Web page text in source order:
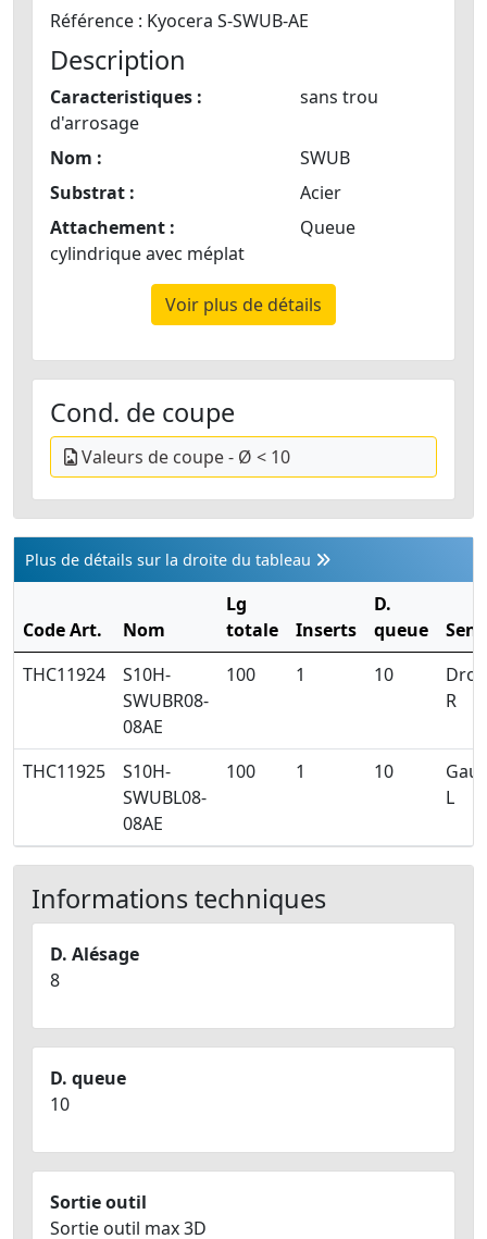
Référence : Kyocera S-SWUB-AE
Description
Caracteristiques :
sans trou
d'arrosage
Nom :
SWUB
Substrat :
Acier
Attachement :
Queue
cylindrique avec méplat
Voir plus de détails
Cond. de coupe
Valeurs de coupe - Ø < 10
Plus de détails sur la droite du tableau
Code Art. Nom
Lg
totale
Inserts
D.
queue
Sens
THC11924
S10H-
SWUBR08-
08AE
100 1 10
R
THC11925
S10H-
SWUBL08-
08AE
100 1 10
L
Informations techniques
D. Alésage
8
D. queue
10
Sortie outil
Sortie outil max 3D